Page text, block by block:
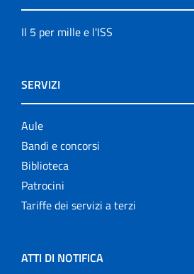
Il 5 per mille e l'ISS
SERVIZI
Aule
Bandi e concorsi
Biblioteca
Patrocini
Tariffe dei servizi a terzi
ATTI DI NOTIFICA